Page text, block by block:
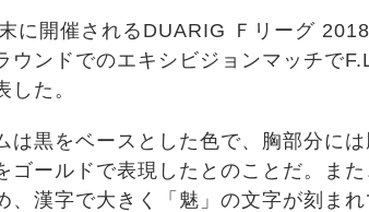
に開催されるDUARIG Ｆリーグ
ウンドでのエキシビジョンマッチで
した。
は黒をベースとした色で、胸部分に
ゴールドで表現したとのことだ。ま
、漢字で大きく「魅」の文字が刻まれ